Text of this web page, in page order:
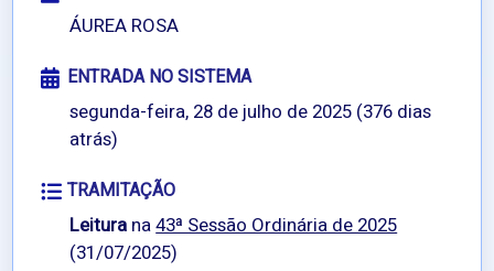
ÁUREA ROSA
ENTRADA NO SISTEMA
segunda-feira, 28 de julho de 2025 (376 dias
atrás)
TRAMITAÇÃO
Leitura na43ª Sessão Ordinária de 2025
(31/07/2025)